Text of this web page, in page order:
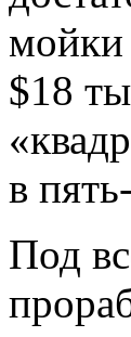
мойки
$18
в
Под